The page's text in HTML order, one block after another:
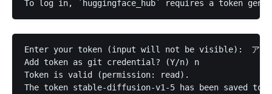
Enter your token (input will not be visible):　アクセ
Add token as git credential? (Y/n) n
Token is valid (permission: read).
The token stable-diffusion-v1-5 has been saved to /